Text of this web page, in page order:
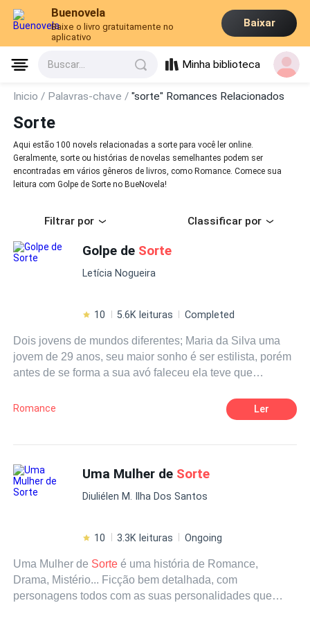
Buenovela
Baixe o livro gratuitamente no
aplicativo
Baixar
Buscar... Minha biblioteca
Inicio / Palavras-chave /"sorte" Romances Relacionados
Sorte
Aqui estão 100 novels relacionadas a sorte para você ler online.
Geralmente, sorte ou histórias de novelas semelhantes podem ser
encontradas em vários gêneros de livros, como Romance. Comece sua
leitura com Golpe de Sorte no BueNovela!
Filtrar por Classificar por
Golpe de Sorte
Letícia Nogueira
10 5.6K leituras Completed
Dois jovens de mundos diferentes; Maria da Silva uma
jovem de 29 anos, seu maior sonho é ser estilista, porém
antes de se forma a sua avó faleceu ela teve que
seu avô com a padaria e com as suas irmãs e sua filha.
Otávio Ferrara um grande executivo de 30 anos o orgulho
amor da sua vida e como uma verdadeira cinderela
esqueceu seu sapatinho
Romance Ler
Uma Mulher de Sorte
Diuliélen M. Ilha Dos Santos
10 3.3K leituras Ongoing
Uma Mulher de Sorte é uma história de Romance,
Drama, Mistério... Ficção bem detalhada, com
personagens todos com as suas personalidades que